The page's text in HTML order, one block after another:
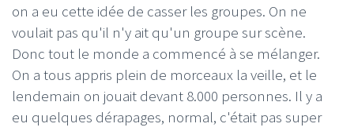
on a eu cette idée de casser les groupes. On ne
voulait pas qu'il n'y ait qu'un groupe sur scène.
Donc tout le monde a commencé à se mélanger.
On a tous appris plein de morceaux la veille, et le
lendemain on jouait devant 8.000 personnes. Il y a
eu quelques dérapages, normal, c'était pas super